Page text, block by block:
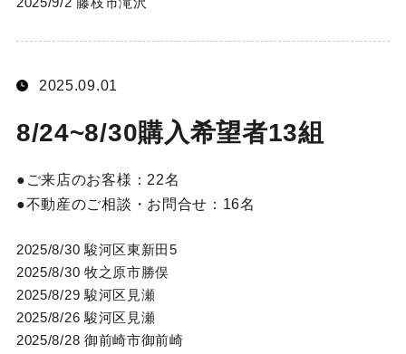
2025.09.01
8/24~8/30購入希望者13組
ご来店のお客様： 22名
不動産のご相談・お問合せ： 16名
2025/8/30 駿河区東新田5
2025/8/30 牧之原市勝俣
2025/8/29 駿河区見瀬
2025/8/26 駿河区見瀬
2025/8/28 御前崎市御前崎